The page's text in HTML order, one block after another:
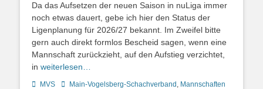
Da das Aufsetzen der neuen Saison in nuLiga immer
noch etwas dauert, gebe ich hier den Status der
Ligenplanung für 2026/27 bekannt. Im Zweifel bitte
gern auch direkt formlos Bescheid sagen, wenn eine
Mannschaft zurückzieht, auf den Aufstieg verzichtet,
in weiterlesen…
Kategorien
MVS Schlagworte
Main-Vogelsberg-Schachverband , Mannschaften